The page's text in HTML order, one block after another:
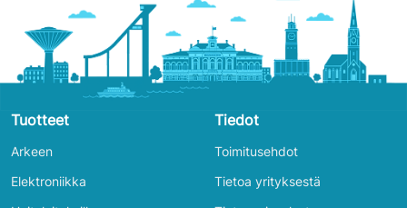
Tuotteet
Arkeen
Elektroniikka
Tiedot
Toimitusehdot
Tietoa yrityksestä